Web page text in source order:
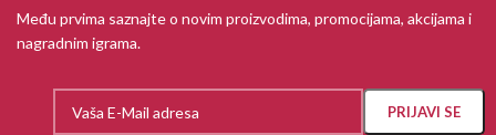
Među prvima saznajte o novim proizvodima, promocijama, akcijama i
nagradnim igrama.